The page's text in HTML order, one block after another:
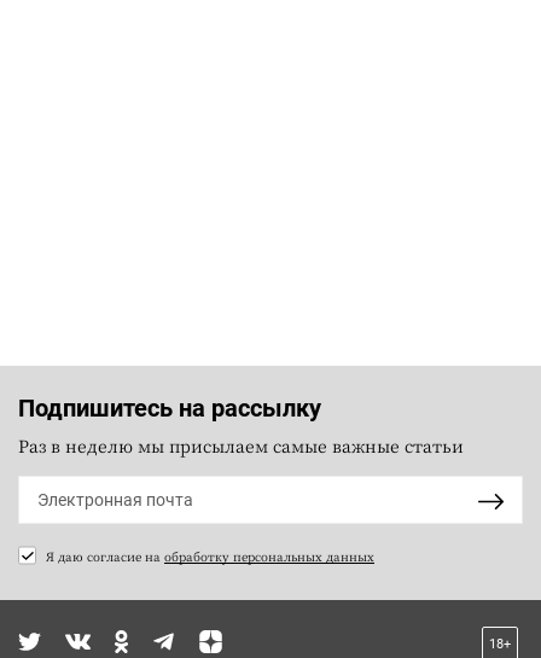
Подпишитесь на рассылку
Раз в неделю мы присылаем самые важные статьи
Я даю согласие на обработку персональных данных
18+